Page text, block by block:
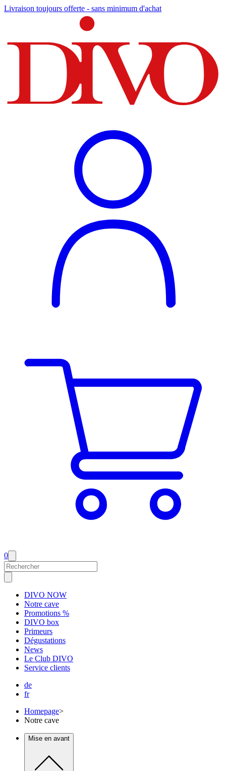
Livraison toujours offerte - sans minimum d'achat
0
DIVO NOW
Notre cave
Promotions %
DIVO box
Primeurs
Dégustations
News
Le Club DIVO
Service clients
de
fr
Homepage>
Notre cave
Mise en avant